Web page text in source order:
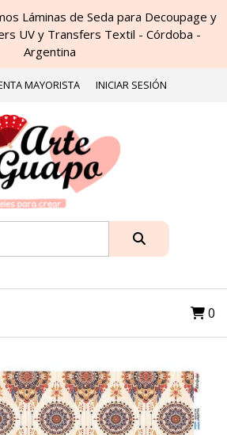
Láminas de Seda para Decoupage y
UV y Transfers Textil - Córdoba -
Argentina
MAYORISTA INICIAR SESIÓN
0